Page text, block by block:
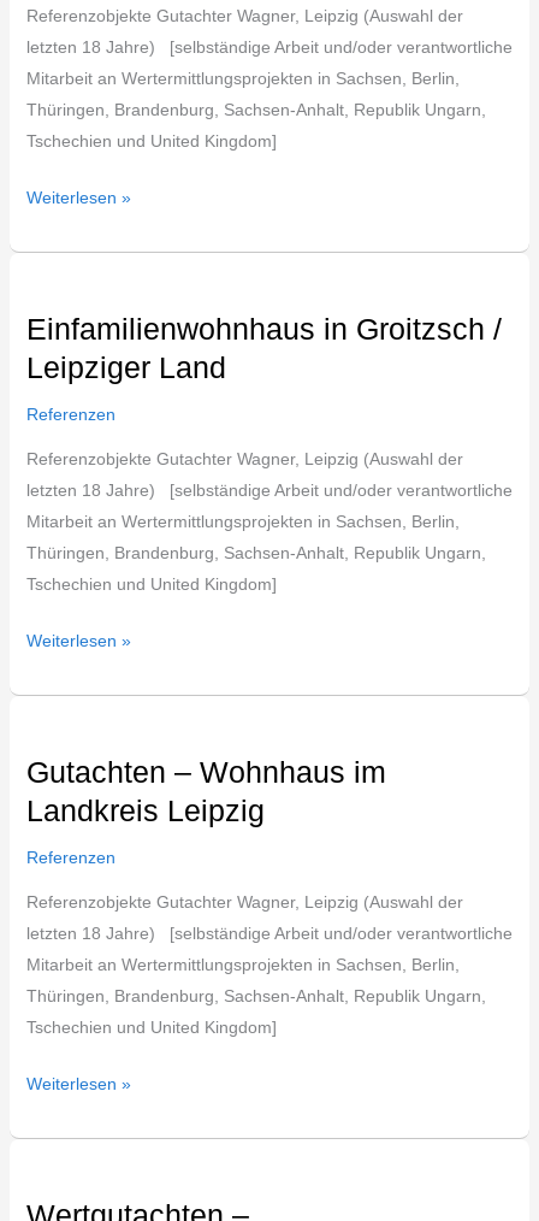
Referenzobjekte Gutachter Wagner, Leipzig (Auswahl der
letzten 18 Jahre) [selbständige Arbeit und/oder verantwortliche
Mitarbeit an Wertermittlungsprojekten in Sachsen, Berlin,
Thüringen, Brandenburg, Sachsen-Anhalt, Republik Ungarn,
Tschechien und United Kingdom]
Weiterlesen »
Einfamilienwohnhaus in Groitzsch /
Leipziger Land
Referenzen
Referenzobjekte Gutachter Wagner, Leipzig (Auswahl der
letzten 18 Jahre) [selbständige Arbeit und/oder verantwortliche
Mitarbeit an Wertermittlungsprojekten in Sachsen, Berlin,
Thüringen, Brandenburg, Sachsen-Anhalt, Republik Ungarn,
Tschechien und United Kingdom]
Groitzsch
/
Land
Weiterlesen »
Gutachten – Wohnhaus im
Landkreis Leipzig
Referenzen
Referenzobjekte Gutachter Wagner, Leipzig (Auswahl der
letzten 18 Jahre) [selbständige Arbeit und/oder verantwortliche
Mitarbeit an Wertermittlungsprojekten in Sachsen, Berlin,
Thüringen, Brandenburg, Sachsen-Anhalt, Republik Ungarn,
Tschechien und United Kingdom]
Wohnhaus
im
Leipzig
Weiterlesen »
sanierungsbedürftiges